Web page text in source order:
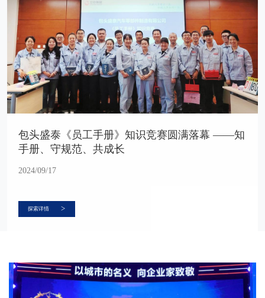
包头盛泰《员工手册》知识竞赛圆满落幕 ——知
手册、守规范、共成长
2024/09/17
探索详情 >